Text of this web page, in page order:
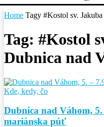
Home Tagy #Kostol sv.
Tag: #Kostol
Dubnica nad
Kde, kedy, čo
Dubnica nad Váhom,
mariánska púť